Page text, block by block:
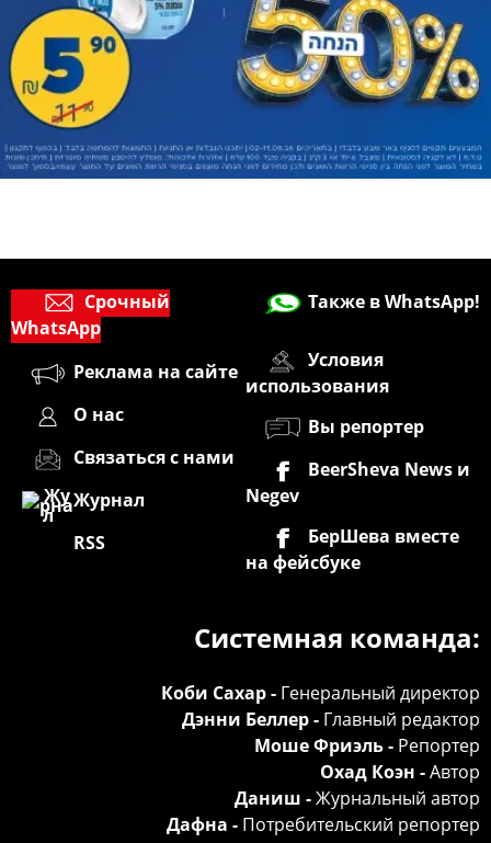
Также в WhatsApp!
Условия
использования
Вы репортер
BeerSheva News и
Negev
БерШева вместе
на фейсбуке
Срочный
WhatsApp
Реклама на сайте
О нас
Связаться с нами
Журнал
RSS
Системная команда:
Коби Сахар - Генеральный директор
Дэнни Беллер - Главный редактор
Моше Фриэль - Репортер
Охад Коэн -Автор
Даниш -Журнальный автор
Дафна - Потребительский репортер